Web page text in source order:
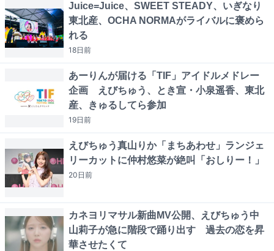
Juice=Juice、SWEET STEADY、いぎなり
東北産、OCHA NORMAがライバルに褒めら
れる
18日前
あーりんが届ける「TIF」アイドルメドレー
企画 えびちゅう、とき宣・小泉遥香、東北
産、きゅるしてら参加
19日前
えびちゅう真山りか「まちあわせ」ランジェ
リーカットに仲村悠菜が絶叫「おしりー！」
20日前
カネヨリマサル新曲MV公開、えびちゅう中
山莉子が急に階段で踊り出す 過去の恋を昇
華させたくて